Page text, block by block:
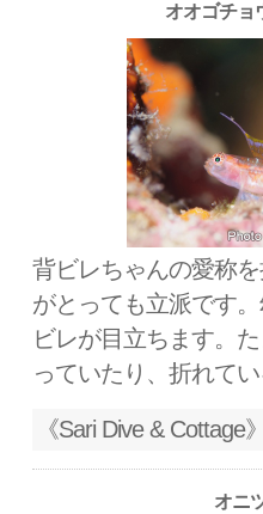
オオゴチョ
背ビレちゃんの愛称
がとっても立派です
ビレが目立ちます。
っていたり、折れてい
《Sari Dive &
オニ